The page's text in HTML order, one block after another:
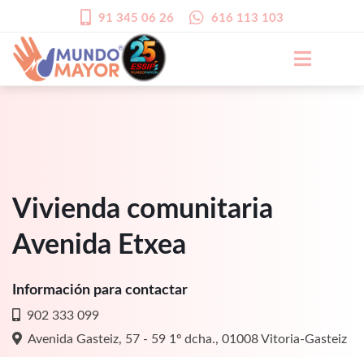
91 345 06 26 616 113 103
Vivienda comunitaria
Avenida Etxea
Información para contactar
902 333 099
Avenida Gasteiz, 57 - 59 1º dcha., 01008 Vitoria-Gasteiz